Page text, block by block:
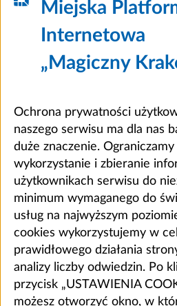
Miejska
Internetowa
„Magiczny
Ochrona prywatności
naszego serwisu ma dla nas
duże znaczenie. Ograniczamy
wykorzystanie i zbieranie
użytkownikach serwisu do
minimum wymaganego do
usług na najwyższym
cookies wykorzystujemy w
prawidłowego działania
analizy liczby odwiedzin. Po
przycisk „USTAWIENIA
możesz otworzyć okno, w